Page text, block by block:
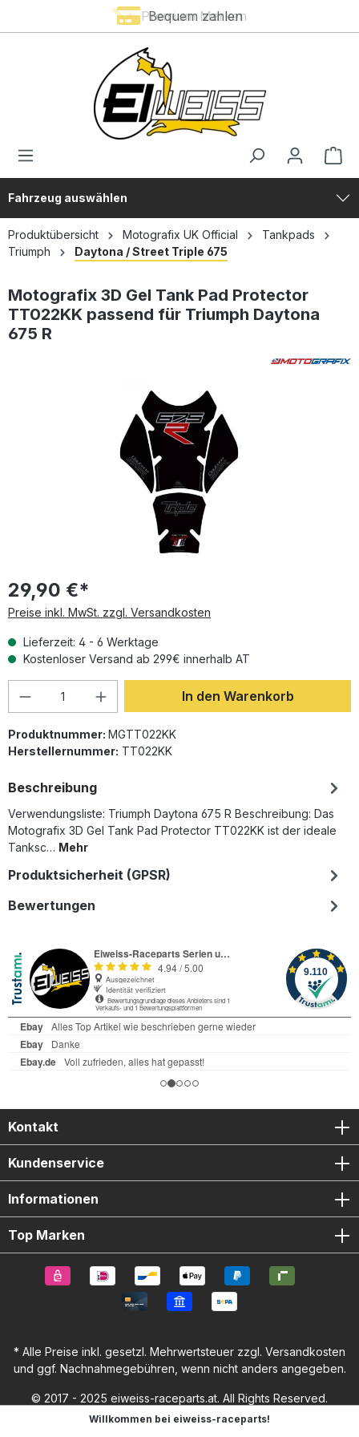
Premium Marken
Bequem zahlen
Fahrzeug auswählen
Produktübersicht Motografix UK Official
Tankpads
Triumph
Daytona / Street Triple 675
Motografix 3D Gel Tank Pad Protector
TT022KK passend für Triumph Daytona
675 R
29,90 €*
Preise inkl. MwSt. zzgl. Versandkosten
Lieferzeit: 4 - 6 Werktage
Kostenloser Versand ab 299€ innerhalb AT
Produkt Anzahl: Gib den gewünschten
In den Warenkorb
Produktnummer: MGTT022KK
Herstellernummer: TT022KK
Beschreibung
Verwendungsliste: Triumph Daytona 675 R Beschreibung: Das
Motografix 3D Gel Tank Pad Protector TT022KK ist der ideale
Tanksc… Mehr
Produktsicherheit (GPSR)
Bewertungen
Kontakt
Kundenservice
Informationen
Top Marken
* Alle Preise inkl. gesetzl. Mehrwertsteuer zzgl. Versandkosten
und ggf. Nachnahmegebühren, wenn nicht anders angegeben.
© 2017 - 2025 eiweiss-raceparts.at. All Rights Reserved.
Willkommen bei eiweiss-raceparts!